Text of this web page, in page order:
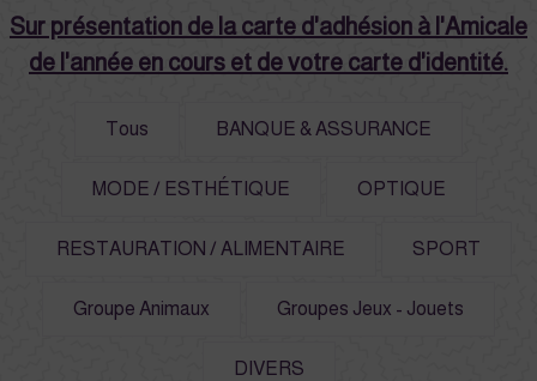
Sur présentation de la carte d'adhésion à l'Amicale
de l'année en cours et de votre carte d'identité.
Tous BANQUE & ASSURANCE
MODE / ESTHÉTIQUE OPTIQUE
RESTAURATION / ALIMENTAIRE SPORT
Groupe Animaux Groupes Jeux - Jouets
DIVERS